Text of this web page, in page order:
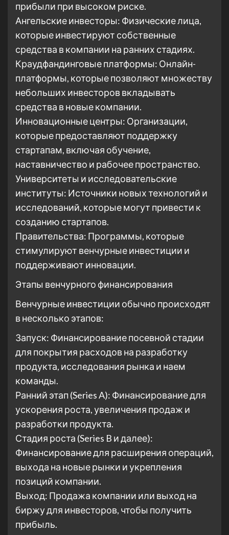
прибыли при высоком риске.
Ангельские инвесторы: Физические лица,
которые инвестируют собственные
средства в компании на ранних стадиях.
Краудфандинговые платформы: Онлайн-
платформы, которые позволяют множеству
небольших инвесторов вкладывать
средства в новые компании.
Инновационные центры: Организации,
которые предоставляют поддержку
стартапам, включая обучение,
наставничество и рабочее пространство.
Университеты и исследовательские
институты: Источники новых технологий и
исследований, которые могут привести к
созданию стартапов.
Правительства: Программы, которые
стимулируют венчурные инвестиции и
поддерживают инновации.
Этапы венчурного финансирования
Венчурные инвестиции обычно происходят
в несколько этапов:
Запуск: Финансирование посевной стадии
для покрытия расходов на разработку
продукта, исследования рынка и наем
команды.
Ранний этап (Series A): Финансирование для
ускорения роста, увеличения продаж и
разработки продукта.
Стадия роста (Series B и далее):
Финансирование для расширения операций,
выхода на новые рынки и укрепления
позиций компании.
Выход: Продажа компании или выход на
биржу для инвесторов, чтобы получить
прибыль.